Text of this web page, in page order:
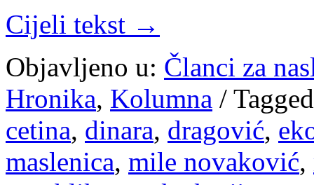
Cijeli tekst →
Objavljeno u: Članci za
Hronika, Kolumna /
cetina, dinara, dragović,
maslenica, mile novaković,